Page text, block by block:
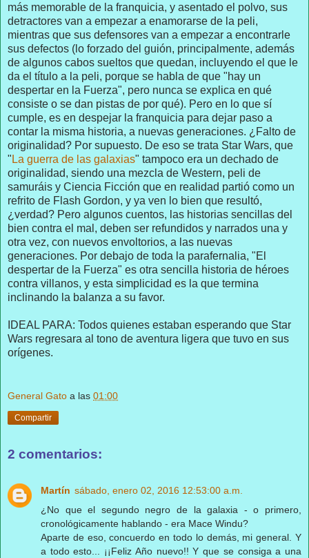
más memorable de la franquicia, y asentado el polvo, sus
detractores van a empezar a enamorarse de la peli,
mientras que sus defensores van a empezar a encontrarle
sus defectos (lo forzado del guión, principalmente, además
de algunos cabos sueltos que quedan, incluyendo el que le
da el título a la peli, porque se habla de que "hay un
despertar en la Fuerza", pero nunca se explica en qué
consiste o se dan pistas de por qué). Pero en lo que sí
cumple, es en despejar la franquicia para dejar paso a
contar la misma historia, a nuevas generaciones. ¿Falto de
originalidad? Por supuesto. De eso se trata Star Wars, que
" La guerra de las galaxias" tampoco era un dechado de
originalidad, siendo una mezcla de Western, peli de
samuráis y Ciencia Ficción que en realidad partió como un
refrito de Flash Gordon, y ya ven lo bien que resultó,
¿verdad? Pero algunos cuentos, las historias sencillas del
bien contra el mal, deben ser refundidos y narrados una y
otra vez, con nuevos envoltorios, a las nuevas
generaciones. Por debajo de toda la parafernalia, "El
despertar de la Fuerza" es otra sencilla historia de héroes
contra villanos, y esta simplicidad es la que termina
inclinando la balanza a su favor.
IDEAL PARA: Todos quienes estaban esperando que Star
Wars regresara al tono de aventura ligera que tuvo en sus
orígenes.
General Gato a las 01:00
Compartir
2 comentarios:
Martín sábado, enero 02, 2016 12:53:00 a.m.
¿No que el segundo negro de la galaxia - o primero,
cronológicamente hablando - era Mace Windu?
Aparte de eso, concuerdo en todo lo demás, mi general. Y
a todo esto... ¡¡Feliz Año nuevo!! Y que se consiga a una